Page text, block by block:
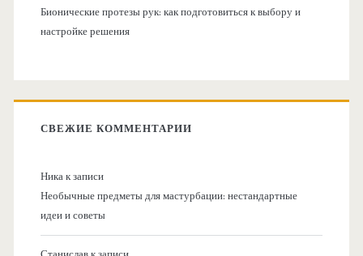
Бионические протезы рук: как подготовиться к выбору и
настройке решения
СВЕЖИЕ КОММЕНТАРИИ
Никак записи
Необычные предметы для мастурбации: нестандартные
идеи и советы